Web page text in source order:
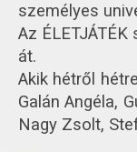
személyes
Az
át.
Akik hétről
Galán Angéla,
Nagy Zsolt,